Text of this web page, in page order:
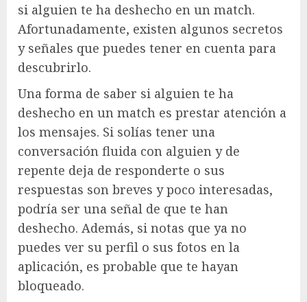
si alguien te ha deshecho en un match.
Afortunadamente, existen algunos secretos
y señales que puedes tener en cuenta para
descubrirlo.
Una forma de saber si alguien te ha
deshecho en un match es prestar atención a
los mensajes. Si solías tener una
conversación fluida con alguien y de
repente deja de responderte o sus
respuestas son breves y poco interesadas,
podría ser una señal de que te han
deshecho. Además, si notas que ya no
puedes ver su perfil o sus fotos en la
aplicación, es probable que te hayan
bloqueado.